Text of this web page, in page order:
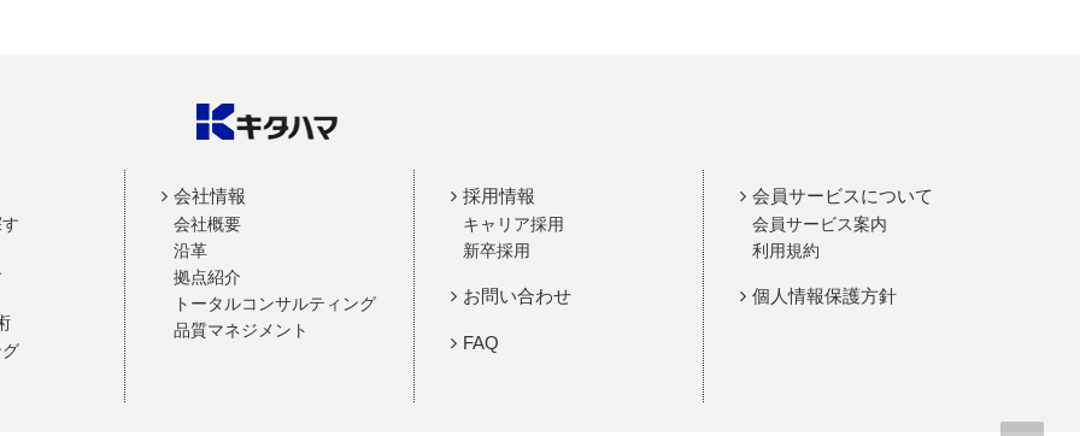
会社情報
会社概要
沿革
拠点紹介
トータルコンサルティング
品質マネジメント
採用情報
キャリア採用
新卒採用
お問い合わせ
FAQ
会員サービスについて
会員サービス案内
利用規約
個人情報保護方針